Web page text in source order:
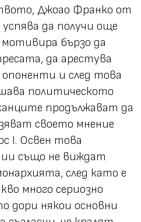
Джоао Франко от
да получи още
мотивира бързо да
да арестува
и след това
политическото
продължават да
своето мнение
I. Освен това
също не виждат
след като е
много сериозно
дори някои основни